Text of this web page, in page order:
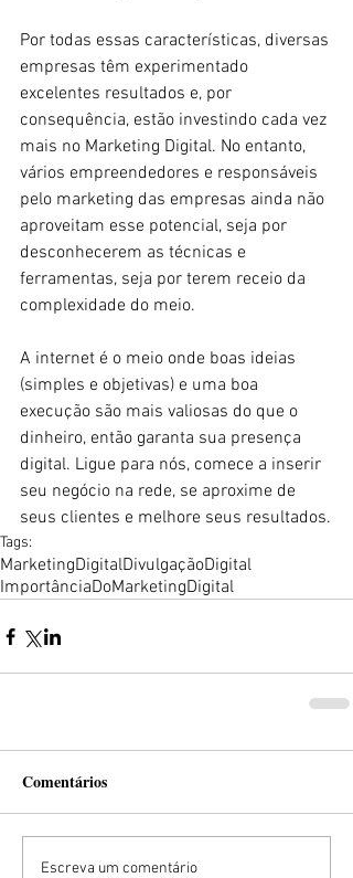
Por todas essas características, diversas
empresas têm experimentado
excelentes resultados e, por
consequência, estão investindo cada vez
mais no Marketing Digital. No entanto,
vários empreendedores e responsáveis
pelo marketing das empresas ainda não
aproveitam esse potencial, seja por
desconhecerem as técnicas e
ferramentas, seja por terem receio da
complexidade do meio.
A internet é o meio onde boas ideias
(simples e objetivas) e uma boa
execução são mais valiosas do que o
dinheiro, então garanta sua presença
digital. Ligue para nós, comece a inserir
seu negócio na rede, se aproxime de
seus clientes e melhore seus resultados.
Tags:
MarketingDigitalDivulgaçãoDigital
ImportânciaDoMarketingDigital
Comentários
Escreva um comentário